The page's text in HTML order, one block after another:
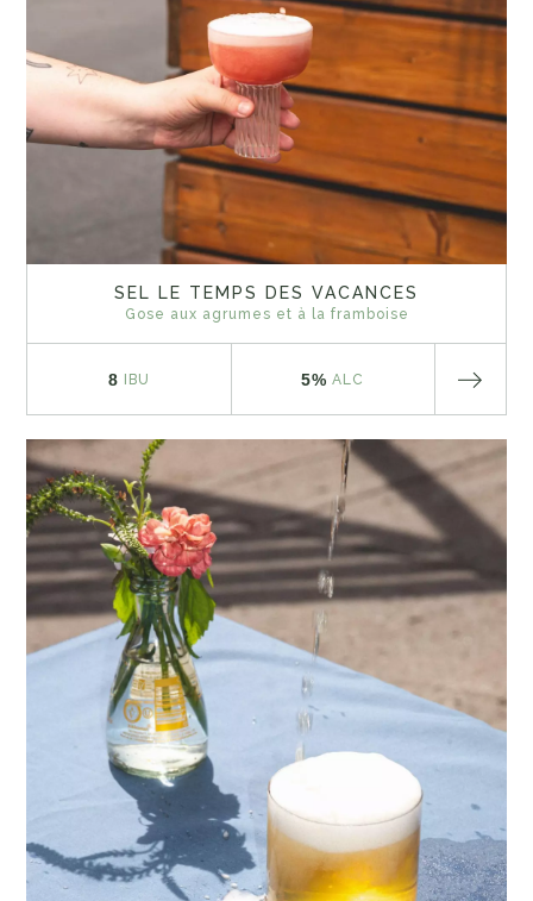
SEL LE TEMPS DES VACANCES
Gose aux agrumes et à la framboise
8 IBU 5% ALC